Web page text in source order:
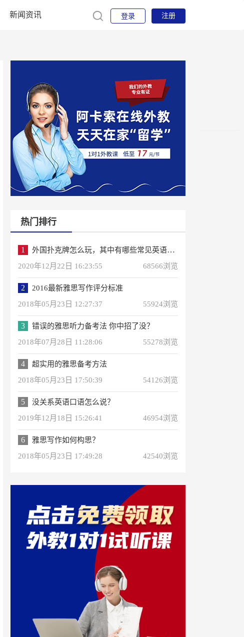
新闻资讯 登录 注册
热门排行
1
外国扑克牌怎么玩，其中有哪些常见英语词汇？
2020年12月22日 16:23:55
68566浏览
2
2016最新雅思写作评分标准
2018年05月23日 12:27:37
55924浏览
3
错误的雅思听力备考法 你中招了没？
2018年07月28日 11:28:06
55278浏览
4
超实用的雅思备考方法
2018年05月23日 17:50:39
54126浏览
5
没关系英语口语怎么说？
2019年12月18日 15:26:41
46954浏览
6
雅思写作如何构思？
2018年05月23日 17:49:28
42540浏览